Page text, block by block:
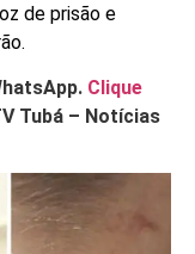
de prisão e
Clique
Tubá – Notícias